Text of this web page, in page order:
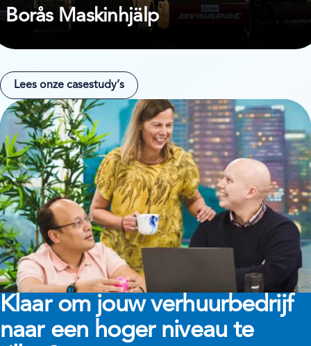
Borås Maskinhjälp
Lees onze casestudy’s
Klaar om jouw verhuurbedrijf
naar een hoger niveau te